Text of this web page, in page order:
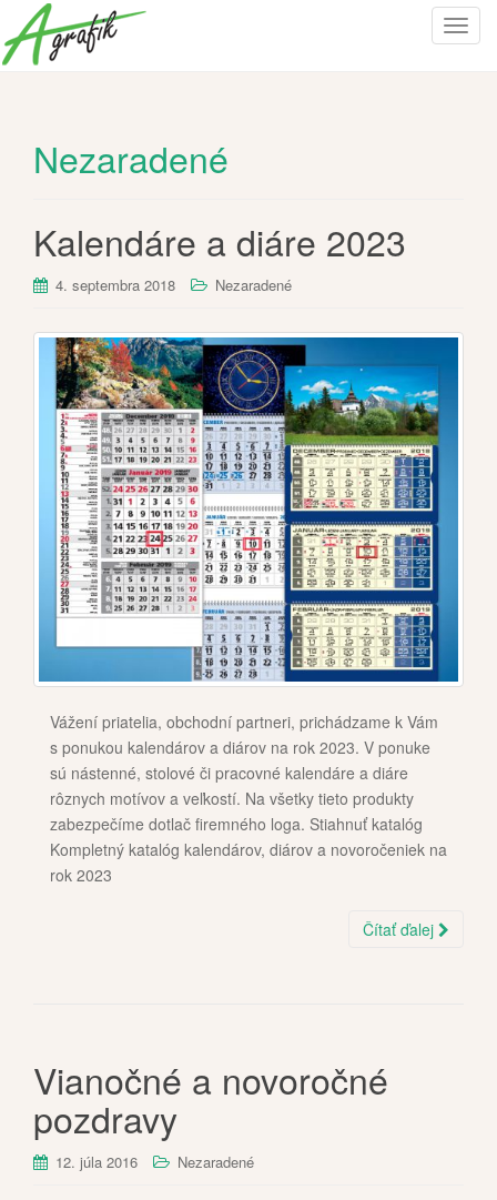
T
t
Nezaradené
Kalendáre a diáre 2023
4. septembra 2018 Nezaradené
Vážení priatelia, obchodní partneri, prichádzame k Vám
s ponukou kalendárov a diárov na rok 2023. V ponuke
sú nástenné, stolové či pracovné kalendáre a diáre
rôznych motívov a veľkostí. Na všetky tieto produkty
zabezpečíme dotlač firemného loga. Stiahnuť katalóg
Kompletný katalóg kalendárov, diárov a novoročeniek na
rok 2023
Čítať ďalej
Vianočné a novoročné
pozdravy
12. júla 2016 Nezaradené